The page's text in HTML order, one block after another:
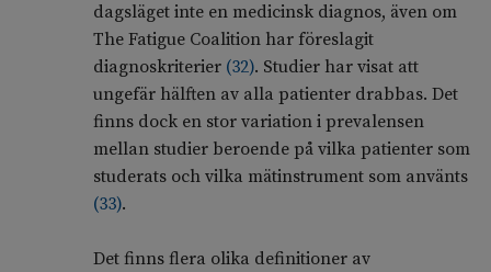
dagsläget inte en medicinsk diagnos, även om
The Fatigue Coalition har föreslagit
diagnoskriterier (32). Studier har visat att
ungefär hälften av alla patienter drabbas. Det
finns dock en stor variation i prevalensen
mellan studier beroende på vilka patienter som
studerats och vilka mätinstrument som använts
(33).
Det finns flera olika definitioner av